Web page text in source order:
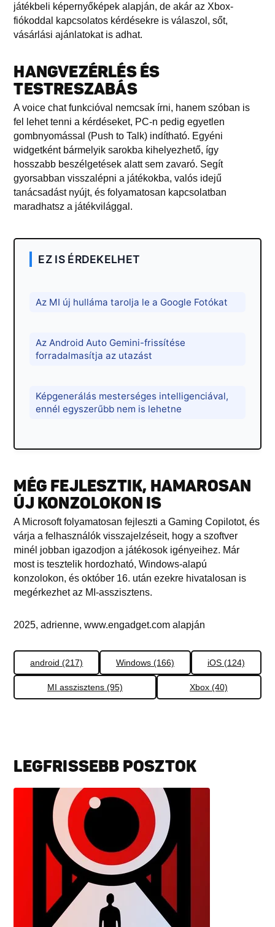
játékbeli képernyőképek alapján, de akár az Xbox-
fiókoddal kapcsolatos kérdésekre is válaszol, sőt,
vásárlási ajánlatokat is adhat.
HANGVEZÉRLÉS ÉS
TESTRESZABÁS
A voice chat funkcióval nemcsak írni, hanem szóban is
fel lehet tenni a kérdéseket, PC-n pedig egyetlen
gombnyomással (Push to Talk) indítható. Egyéni
widgetként bármelyik sarokba kihelyezhető, így
hosszabb beszélgetések alatt sem zavaró. Segít
gyorsabban visszalépni a játékokba, valós idejű
tanácsadást nyújt, és folyamatosan kapcsolatban
maradhatsz a játékvilággal.
EZ IS ÉRDEKELHET
Az MI új hulláma tarolja le a Google Fotókat
Az Android Auto Gemini-frissítése
forradalmasítja az utazást
Képgenerálás mesterséges intelligenciával,
ennél egyszerűbb nem is lehetne
MÉG FEJLESZTIK, HAMAROSAN
ÚJ KONZOLOKON IS
A Microsoft folyamatosan fejleszti a Gaming Copilotot, és
várja a felhasználók visszajelzéseit, hogy a szoftver
minél jobban igazodjon a játékosok igényeihez. Már
most is tesztelik hordozható, Windows-alapú
konzolokon, és október 16. után ezekre hivatalosan is
megérkezhet az MI-asszisztens.
2025, adrienne, www.engadget.com alapján
android (217) Windows (166) iOS (124)
MI asszisztens (95) Xbox (40)
LEGFRISSEBB POSZTOK